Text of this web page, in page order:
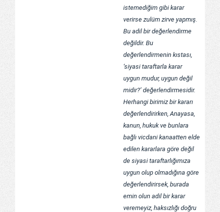
istemediğim gibi karar
verirse zulüm zirve yapmış.
Bu adil bir değerlendirme
değildir. Bu
değerlendirmenin kıstası,
‘siyasi taraftarla karar
uygun mudur, uygun değil
midir?’ değerlendirmesidir.
Herhangi birimiz bir kararı
değerlendirirken, Anayasa,
kanun, hukuk ve bunlara
bağlı vicdani kanaatten elde
edilen kararlara göre değil
de siyasi taraftarlığımıza
uygun olup olmadığına göre
değerlendirirsek, burada
emin olun adil bir karar
veremeyiz, haksızlığı doğru